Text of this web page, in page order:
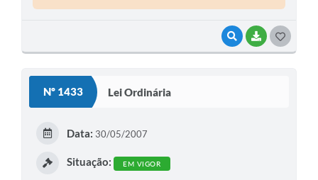
VISUALIZAR
BAIXAR
Nº 1433 Lei Ordinária
Data: 30/05/2007
Situação: EM VIGOR